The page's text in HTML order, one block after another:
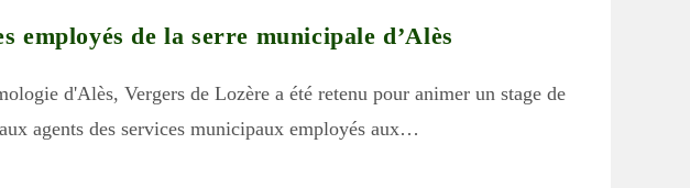
employés de la serre municipale d’Alès
d'Alès, Vergers de Lozère a été retenu pour animer un stage de
agents des services municipaux employés aux…